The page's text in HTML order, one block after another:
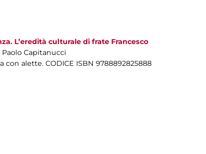
L’eredità culturale di frate Francesco
Paolo Capitanucci
con alette. CODICE ISBN 9788892825888